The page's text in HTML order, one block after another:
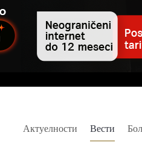
Актуелности Вести